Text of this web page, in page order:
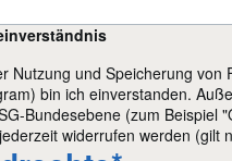
Nutzung und Speicherung
bin ich einverstanden.
Bundesebene (zum Beispiel
widerrufen werden (gilt